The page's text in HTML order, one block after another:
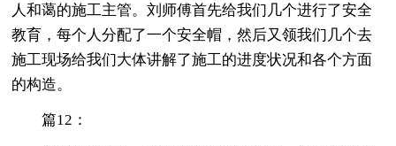
人和蔼的施工主管。刘师傅首先给我们几个进行了安全
教育，每个人分配了一个安全帽，然后又领我们几个去
施工现场给我们大体讲解了施工的进度状况和各个方面
的构造。
篇12：